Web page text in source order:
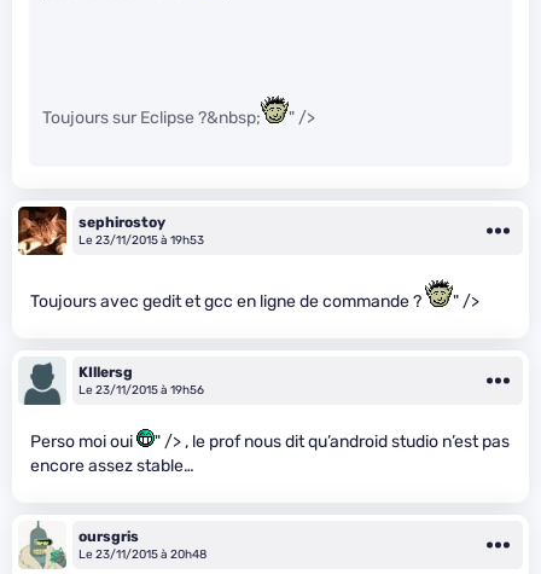
Toujours sur Eclipse ?&nbsp; " />
sephirostoy
Le 23/11/2015 à 19h53
Toujours avec gedit et gcc en ligne de commande ? " />
KIllersg
Le 23/11/2015 à 19h56
Perso moi oui
" /> , le prof nous dit qu’android studio n’est pas
encore assez stable…
oursgris
Le 23/11/2015 à 20h48